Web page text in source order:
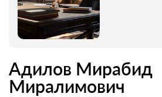
Адилов Мирабид
Миралимович